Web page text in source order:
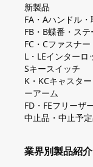
新製品
FA・Aハンドル
FB・B蝶番・ステ
FC・Cファスナ
L・LEインターロ
Sキースイッチ
K・KCキャスタ
ーアーム
FD・FEフリーザ
中止品・中止予
業界別製品紹介